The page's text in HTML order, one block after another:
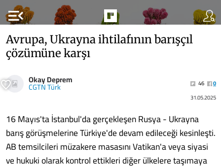
menu_open
Avrupa, Ukrayna ihtilafının barışçıl
çözümüne karşı
Okay Deprem
CGTN Türk 46
0
31.05.2025
16 Mayıs'ta İstanbul'da gerçekleşen Rusya - Ukrayna
barış görüşmelerine Türkiye'de devam edileceği kesinleşti.
AB temsilcileri müzakere masasını Vatikan'a veya siyasi
ve hukuki olarak kontrol ettikleri diğer ülkelere taşımaya